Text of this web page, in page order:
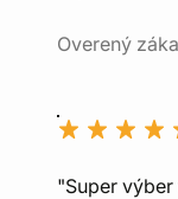
Overený
"Super